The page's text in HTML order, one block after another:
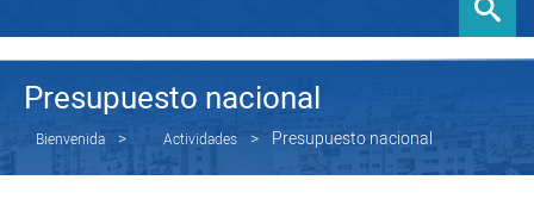
Presupuesto nacional
Bienvenida Actividades Presupuesto nacional